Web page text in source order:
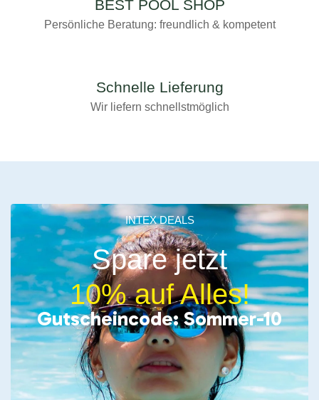
BEST POOL SHOP
Persönliche Beratung: freundlich & kompetent
Schnelle Lieferung
Wir liefern schnellstmöglich
INTEX DEALS
Spare jetzt
10% auf Alles!
Gutscheincode: Sommer-10